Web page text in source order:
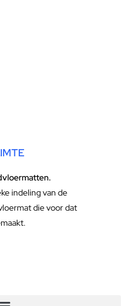
indeling van de
die voor dat